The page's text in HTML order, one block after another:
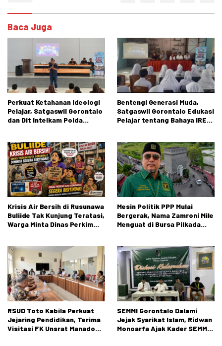
Baca Juga
Perkuat Ketahanan Ideologi
Pelajar, Satgaswil Gorontalo
dan Dit Intelkam Polda
Negeri 1 Kabila
Bentengi Generasi Muda,
Satgaswil Gorontalo Edukasi
Pelajar tentang Bahaya IRET,
Krisis Air Bersih di Rusunawa
Buliide Tak Kunjung Teratasi,
Warga Minta Dinas Perkim
Mesin Politik PPP Mulai
Bergerak, Nama Zamroni Mile
Menguat di Bursa Pilkada
RSUD Toto Kabila Perkuat
Jejaring Pendidikan, Terima
Visitasi FK Unsrat Manado
SEMMI Gorontalo Dalami
Jejak Syarikat Islam, Ridwan
Monoarfa Ajak Kader SEMMI